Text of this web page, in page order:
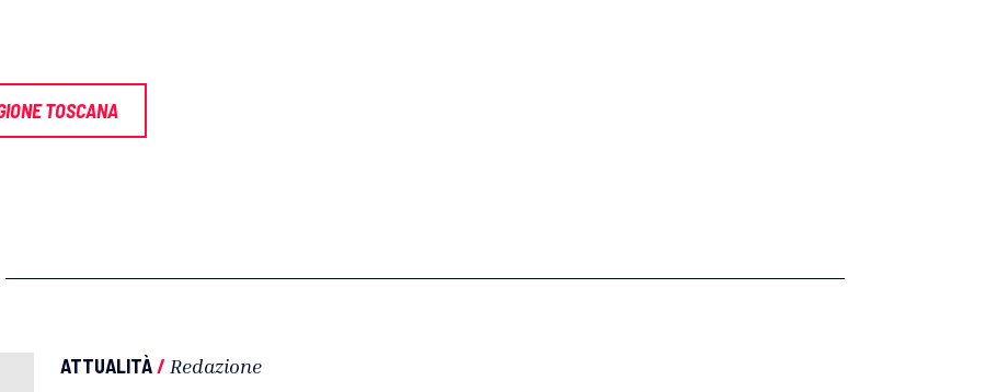
TOSCANA
ATTUALITÀ/ Redazione